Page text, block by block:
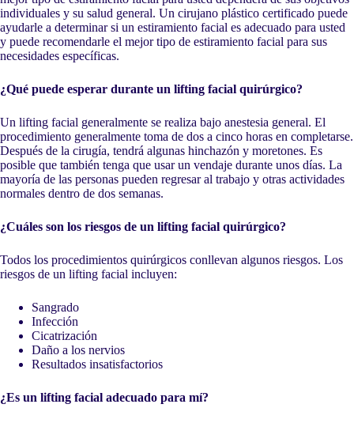
individuales y su salud general. Un cirujano plástico certificado puede
ayudarle a determinar si un estiramiento facial es adecuado para usted
y puede recomendarle el mejor tipo de estiramiento facial para sus
necesidades específicas.
¿Qué puede esperar durante un lifting facial quirúrgico?
Un lifting facial generalmente se realiza bajo anestesia general. El
procedimiento generalmente toma de dos a cinco horas en completarse.
Después de la cirugía, tendrá algunas hinchazón y moretones. Es
posible que también tenga que usar un vendaje durante unos días. La
mayoría de las personas pueden regresar al trabajo y otras actividades
normales dentro de dos semanas.
¿Cuáles son los riesgos de un lifting facial quirúrgico?
Todos los procedimientos quirúrgicos conllevan algunos riesgos. Los
riesgos de un lifting facial incluyen:
Sangrado
Infección
Cicatrización
Daño a los nervios
Resultados insatisfactorios
¿Es un lifting facial adecuado para mí?